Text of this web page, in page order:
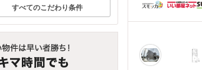
すべてのこだわり条件